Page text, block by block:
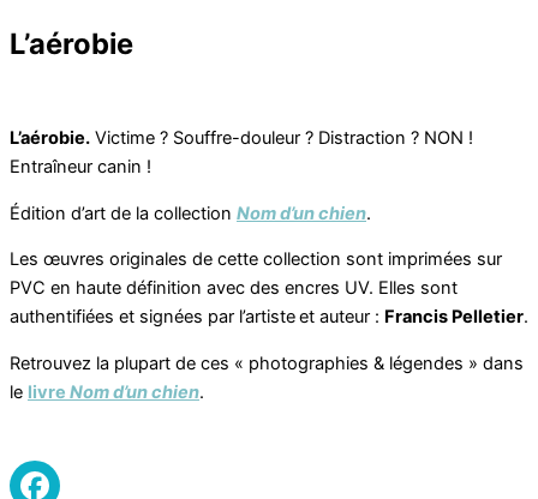
L’aérobie
L’aérobie. Victime ? Souffre-douleur ? Distraction ? NON !
Entraîneur canin !
Édition d’art de la collection Nom d’un chien.
Les œuvres originales de cette collection sont imprimées sur
PVC en haute définition avec des encres UV. Elles sont
authentifiées et signées par l’artiste et auteur : Francis Pelletier.
Retrouvez la plupart de ces « photographies & légendes » dans
le livre Nom d’un chien.